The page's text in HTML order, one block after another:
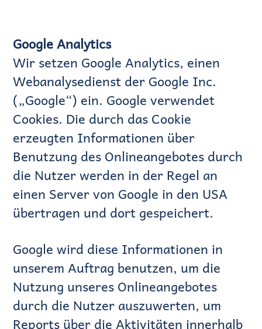
Google Analytics
Wir setzen Google Analytics, einen
Webanalysedienst der Google Inc.
(„Google“) ein. Google verwendet
Cookies. Die durch das Cookie
erzeugten Informationen über
Benutzung des Onlineangebotes durch
die Nutzer werden in der Regel an
einen Server von Google in den USA
übertragen und dort gespeichert.
Google wird diese Informationen in
unserem Auftrag benutzen, um die
Nutzung unseres Onlineangebotes
durch die Nutzer auszuwerten, um
Reports über die Aktivitäten innerhalb